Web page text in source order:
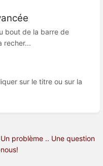
bout de la barre de
recher...
sur le titre ou sur la
Un problème .. Une question